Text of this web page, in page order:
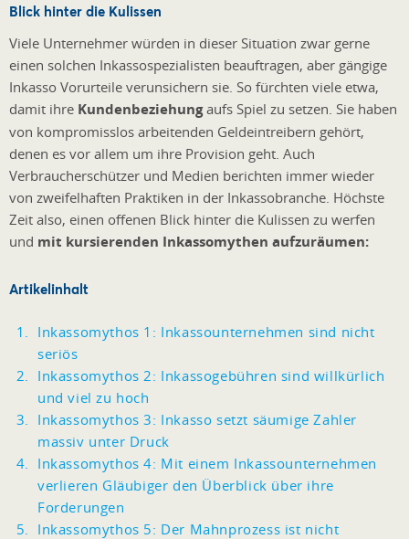
Blick hinter die Kulissen
Viele Unternehmer würden in dieser Situation zwar gerne
einen solchen Inkassospezialisten beauftragen, aber gängige
Inkasso Vorurteile verunsichern sie. So fürchten viele etwa,
damit ihre Kundenbeziehungaufs Spiel zu setzen. Sie haben
von kompromisslos arbeitenden Geldeintreibern gehört,
denen es vor allem um ihre Provision geht. Auch
Verbraucherschützer und Medien berichten immer wieder
von zweifelhaften Praktiken in der Inkassobranche. Höchste
Zeit also, einen offenen Blick hinter die Kulissen zu werfen
und mit kursierenden Inkassomythen aufzuräumen:
Artikelinhalt
Inkassomythos 1: Inkassounternehmen sind nicht
seriös
Inkassomythos 2: Inkassogebühren sind willkürlich
und viel zu hoch
Inkassomythos 3: Inkasso setzt säumige Zahler
massiv unter Druck
Inkassomythos 4: Mit einem Inkassounternehmen
verlieren Gläubiger den Überblick über ihre
Forderungen
Inkassomythos 5: Der Mahnprozess ist nicht